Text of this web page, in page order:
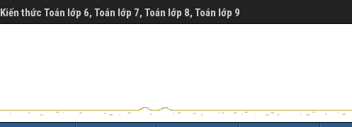
Kiến thức Toán lớp 6, Toán lớp 7, Toán lớp 8, Toán lớp 9